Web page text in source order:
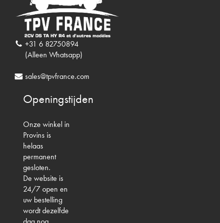
+31 6 82750894
(Alleen Whatsapp)
sales@tpvfrance.com
Openingstijden
Onze winkel in
Provins is
helaas
permanent
gesloten.
De website is
24/7 open en
uw bestelling
wordt dezelfde